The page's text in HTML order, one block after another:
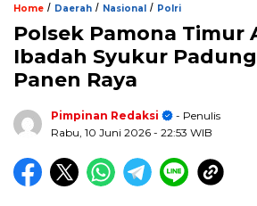
Home / Daerah / Nasional / Polri
Polsek Pamona Timur
Ibadah Syukur
Panen Raya
Pimpinan Redaksi
- Penulis
Rabu, 10 Juni 2026 - 22:53 WIB